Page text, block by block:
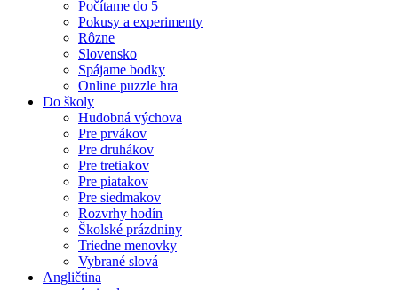
Počítame do 5
Pokusy a experimenty
Rôzne
Slovensko
Spájame bodky
Online puzzle hra
Do školy
Hudobná výchova
Pre prvákov
Pre druhákov
Pre tretiakov
Pre piatakov
Pre siedmakov
Rozvrhy hodín
Školské prázdniny
Triedne menovky
Vybrané slová
Angličtina